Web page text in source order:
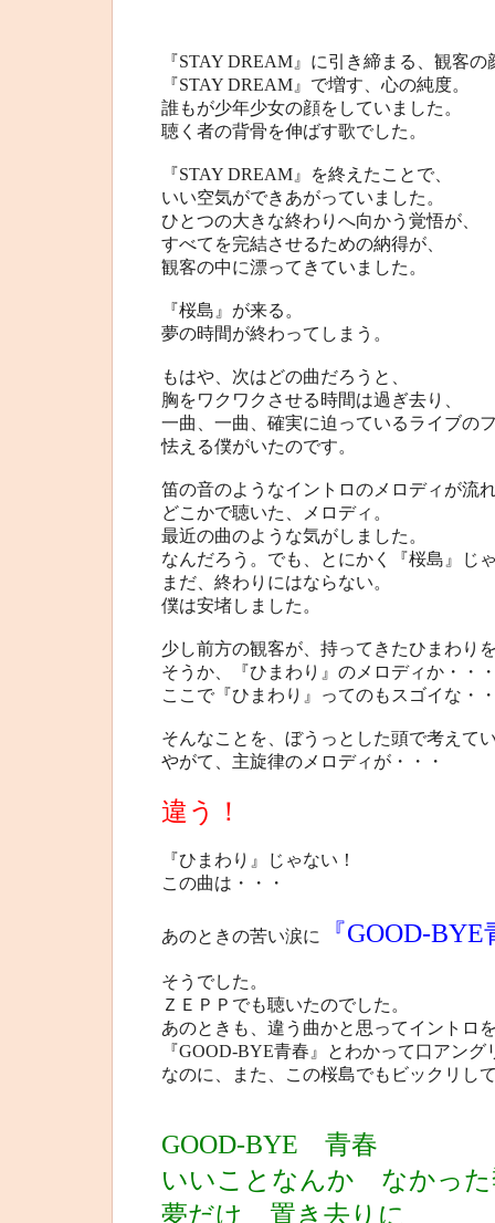
『STAY DREAM』に引き締まる、観客の
『STAY DREAM』で増す、心の純度。
誰もが少年少女の顔をしていました。
聴く者の背骨を伸ばす歌でした。
『STAY DREAM』を終えたことで、
いい空気ができあがっていました。
ひとつの大きな終わりへ向かう覚悟が、
すべてを完結させるための納得が、
観客の中に漂ってきていました。
『桜島』が来る。
夢の時間が終わってしまう。
もはや、次はどの曲だろうと、
胸をワクワクさせる時間は過ぎ去り、
一曲、一曲、確実に迫っているライブの
怯える僕がいたのです。
笛の音のようなイントロのメロディが流
どこかで聴いた、メロディ。
最近の曲のような気がしました。
なんだろう。でも、とにかく『桜島』じ
まだ、終わりにはならない。
僕は安堵しました。
少し前方の観客が、持ってきたひまわり
そうか、『ひまわり』のメロディか・・
ここで『ひまわり』ってのもスゴイな・
そんなことを、ぼうっとした頭で考えて
やがて、主旋律のメロディが・・・
違う！
『ひまわり』じゃない！
この曲は・・・
あのときの苦い涙に 『GOOD-
そうでした。
ＺＥＰＰでも聴いたのでした。
あのときも、違う曲かと思ってイントロ
『GOOD-BYE青春』とわかって口アン
なのに、また、この桜島でもビックリし
GOOD-BYE 青春
いいことなんか なかった
夢だけ 置き去りに